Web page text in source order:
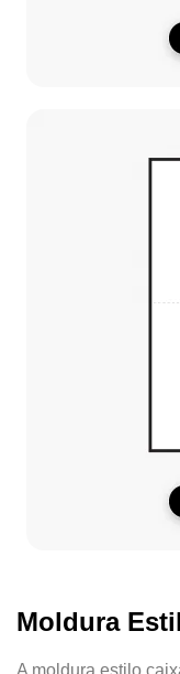
Moldura
A moldura estilo